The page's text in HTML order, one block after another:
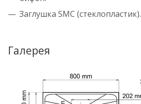
Заглушка SMC (стеклопластик).
Галерея